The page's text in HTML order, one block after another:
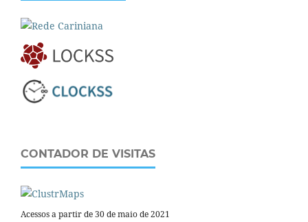
CONTADOR DE VISITAS
Acessos a partir de 30 de maio de 2021